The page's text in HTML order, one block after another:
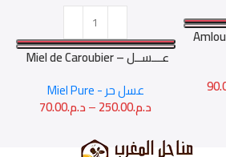
Miel de Caroubier – عـــســل
Miel Pure - عسل حر
د.م.70.00 – د.م.250.00